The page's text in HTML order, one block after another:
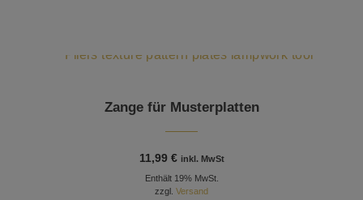
Zange für Musterplatten
11,99 € inkl. MwSt
Enthält 19% MwSt.
zzgl.Versand